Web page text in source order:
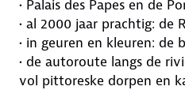
• Palais des Papes en de
• al 2000 jaar prachtig: de
• in geuren en kleuren: de
• de autoroute langs de
vol pittoreske dorpen en